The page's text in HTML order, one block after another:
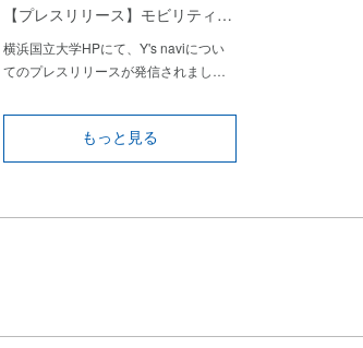
【プレスリリース】モビリティ…
横浜国立大学HPにて、Y's naviについ
てのプレスリリースが発信されまし…
もっと見る